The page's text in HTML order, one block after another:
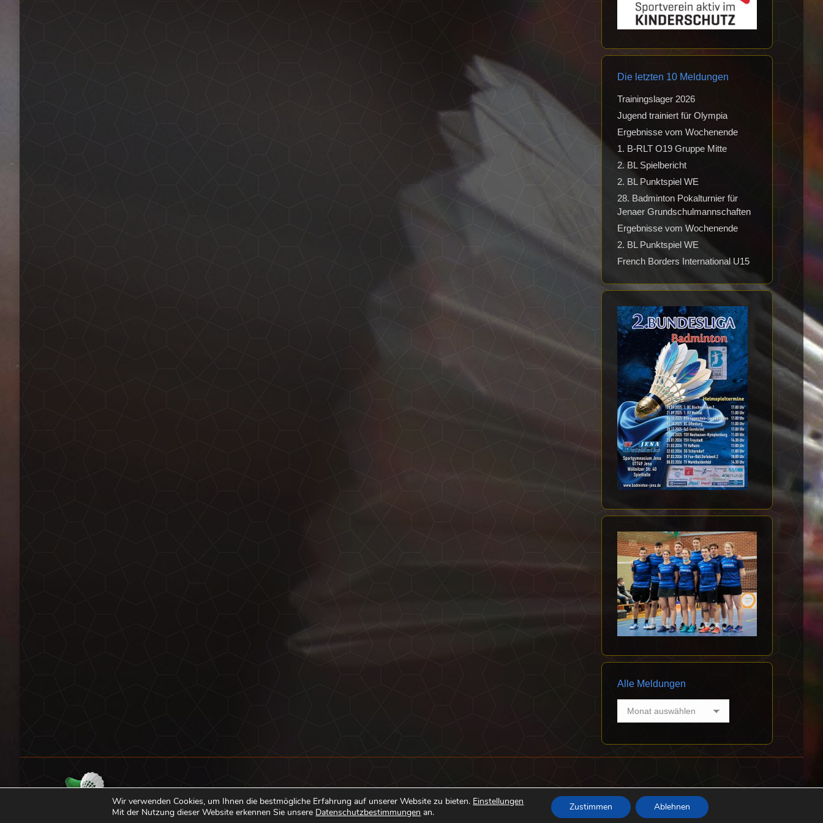
Die letzten 10 Meldungen
Trainingslager 2026
Jugend trainiert für Olympia
Ergebnisse vom Wochenende
1. B-RLT O19 Gruppe Mitte
2. BL Spielbericht
2. BL Punktspiel WE
28. Badminton Pokalturnier für
Jenaer Grundschulmannschaften
Ergebnisse vom Wochenende
2. BL Punktspiel WE
French Borders International U15
Alle Meldungen
Alle
Wir verwenden Cookies, um Ihnen die bestmögliche Erfahrung auf unserer Website zu bieten. Einstellungen
Mit der Nutzung dieser Website erkennen Sie unsere Datenschutzbestimmungen an. Zustimmen Ablehnen